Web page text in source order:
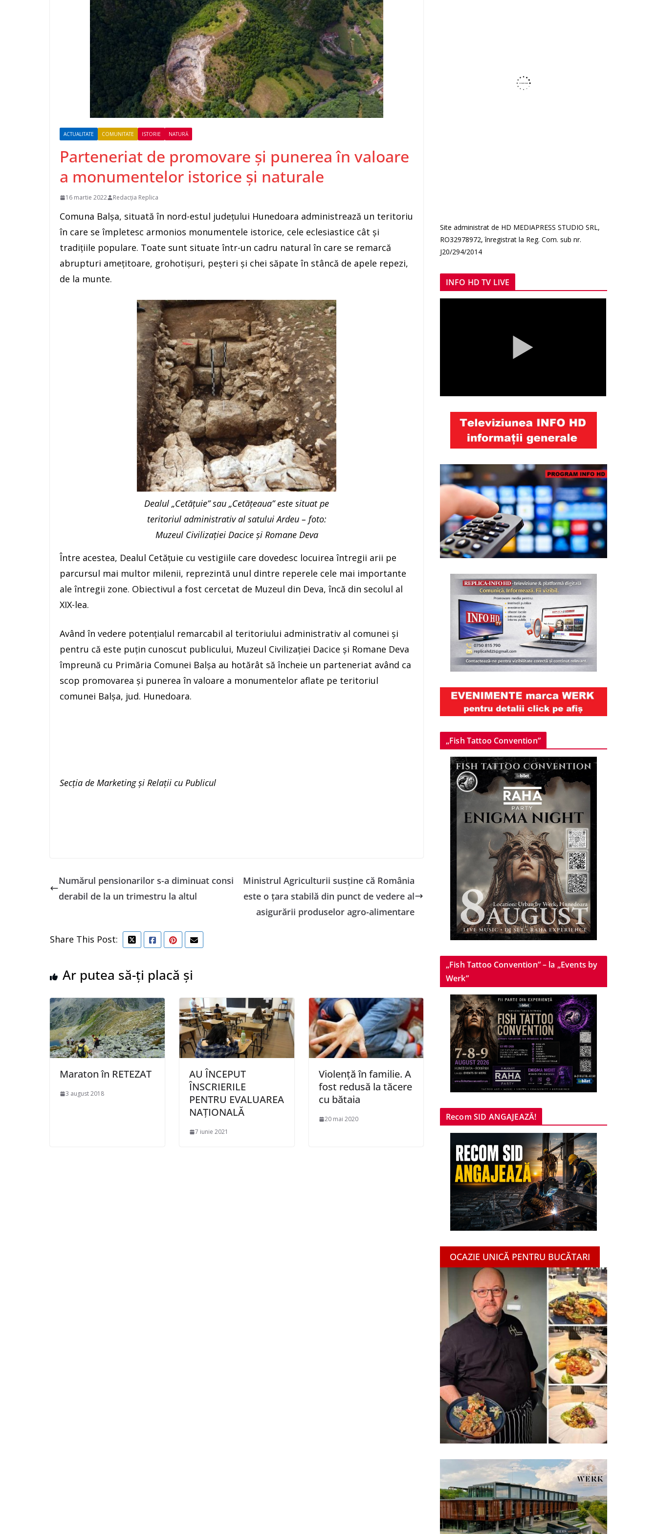
ACTUALITATE COMUNITATE ISTORIE NATURĂ
Parteneriat de promovare și punerea în valoare
a monumentelor istorice și naturale
16 martie 2022 Redacția Replica
Comuna Balșa, situată în nord-estul județului Hunedoara administrează un teritoriu
în care se împletesc armonios monumentele istorice, cele eclesiastice cât și
tradițiile populare. Toate sunt situate într-un cadru natural în care se remarcă
abrupturi amețitoare, grohotișuri, peșteri și chei săpate în stâncă de apele repezi,
de la munte.
Dealul „Cetăţuie” sau „Cetăţeaua” este situat pe
teritoriul administrativ al satului Ardeu – foto:
Muzeul Civilizației Dacice și Romane Deva
Între acestea, Dealul Cetățuie cu vestigiile care dovedesc locuirea întregii arii pe
parcursul mai multor milenii, reprezintă unul dintre reperele cele mai importante
ale întregii zone. Obiectivul a fost cercetat de Muzeul din Deva, încă din secolul al
XIX-lea.
Având în vedere potențialul remarcabil al teritoriului administrativ al comunei și
pentru că este puțin cunoscut publicului, Muzeul Civilizației Dacice și Romane Deva
împreună cu Primăria Comunei Balșa au hotărât să încheie un parteneriat având ca
scop promovarea și punerea în valoare a monumentelor aflate pe teritoriul
comunei Balșa, jud. Hunedoara.
Secţia de Marketing şi Relaţii cu Publicul
Numărul pensionarilor s-a diminuat consi
derabil de la un trimestru la altul
Ministrul Agriculturii susține că România
este o țara stabilă din punct de vedere al
asigurării produselor agro-alimentare
Share This Post:
Ar putea să-ți placă și
Maraton în RETEZAT
3 august 2018
AU ÎNCEPUT
ÎNSCRIERILE
PENTRU EVALUAREA
NAȚIONALĂ
7 iunie 2021
Violență în familie. A
fost redusă la tăcere
cu bătaia
20 mai 2020
Site administrat de HD MEDIAPRESS STUDIO SRL,
RO32978972, înregistrat la Reg. Com. sub nr.
J20/294/2014
INFO HD TV LIVE
„Fish Tattoo Convention”
„Fish Tattoo Convention” – la „Events by
Werk”
Recom SID ANGAJEAZĂ!
OCAZIE UNICĂ PENTRU BUCĂTARI